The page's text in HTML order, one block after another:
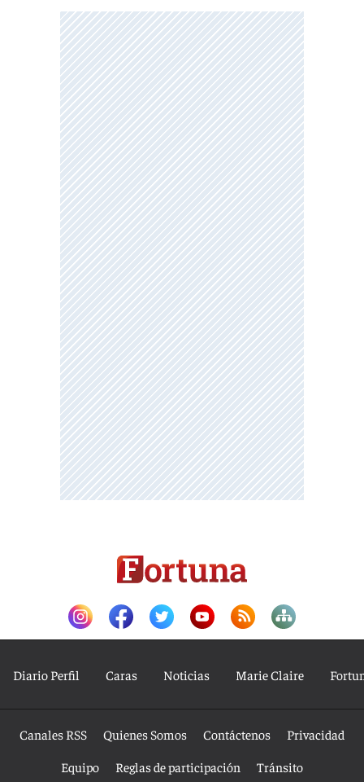
Diario Perfil Caras Noticias Marie Claire
Canales RSS Quienes Somos Contáctenos
Privacidad
Equipo
Reglas de participación Tránsito